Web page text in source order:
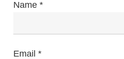
Name *
Email *